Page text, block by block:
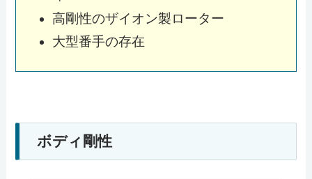
高剛性のザイオン製ローター
大型番手の存在
ボディ剛性